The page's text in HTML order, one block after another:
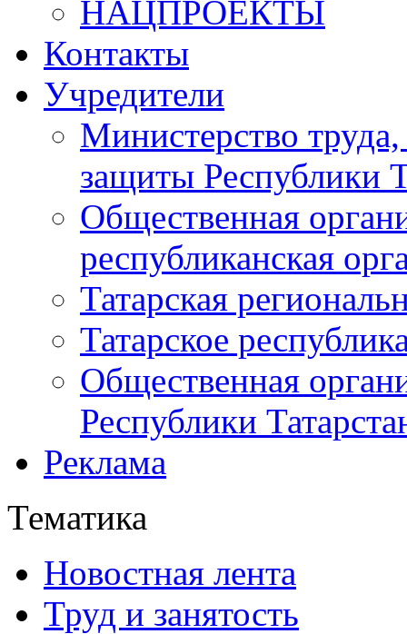
НАЦПРОЕКТЫ
Контакты
Учредители
Министерство
защиты Республики
Общественная
республиканская
Татарская
Татарское
Общественная
Республики
Реклама
Тематика
Новостная лента
Труд и занятость